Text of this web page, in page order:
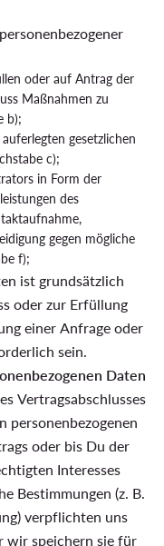
oder auf Antrag der
Maßnahmen zu
b);
gesetzlichen
c);
in Form der
des
gegen mögliche
f);
ist grundsätzlich
oder zur Erfüllung
einer Anfrage oder
sein.
Daten
Vertragsabschlusses
personenbezogenen
oder bis Du der
Interesses
Bestimmungen (z. B.
verpflichten uns
wir speichern sie für